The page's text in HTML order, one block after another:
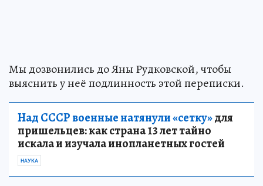
Мы дозвонились до Яны Рудковской, чтобы
выяснить у неё подлинность этой переписки.
Над СССР военные натянули «сетку»для
пришельцев: как страна 13 лет тайно
искала и изучала инопланетных гостей
НАУКА